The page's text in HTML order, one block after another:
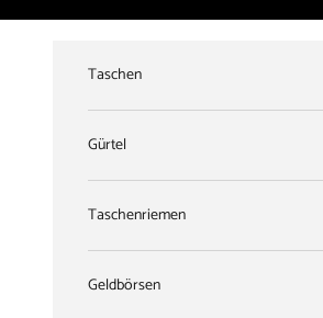
Taschen
Gürtel
Taschenriemen
Geldbörsen